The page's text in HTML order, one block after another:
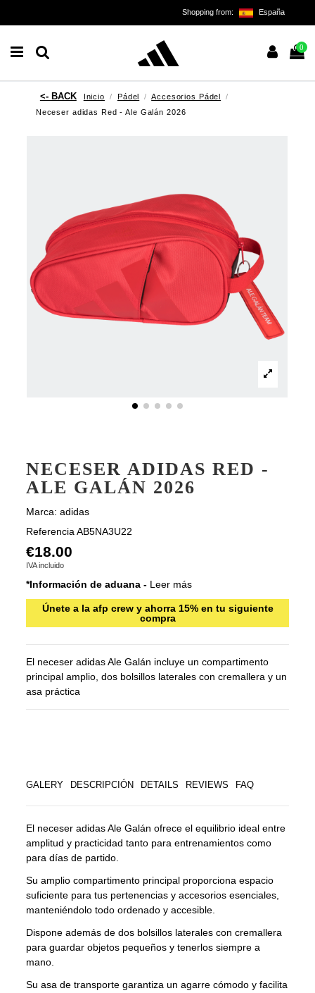
Shopping from: España
0
Inicio Pádel
Accesorios Pádel
Neceser adidas Red - Ale Galán 2026
NECESER ADIDAS RED -
ALE GALÁN 2026
Marca: adidas
Referencia AB5NA3U22
€18.00
IVA incluido
*Información de aduana - Leer más
Únete a la afp crew y ahorra 15% en tu siguiente
compra
El neceser adidas Ale Galán incluye un compartimento
principal amplio, dos bolsillos laterales con cremallera y un
asa práctica
GALERY DESCRIPCIÓN DETAILS REVIEWS FAQ
El neceser adidas Ale Galán ofrece el equilibrio ideal entre
amplitud y practicidad tanto para entrenamientos como
para días de partido.
Su amplio compartimento principal proporciona espacio
suficiente para tus pertenencias y accesorios esenciales,
manteniéndolo todo ordenado y accesible.
Dispone además de dos bolsillos laterales con cremallera
para guardar objetos pequeños y tenerlos siempre a
mano.
Su asa de transporte garantiza un agarre cómodo y facilita